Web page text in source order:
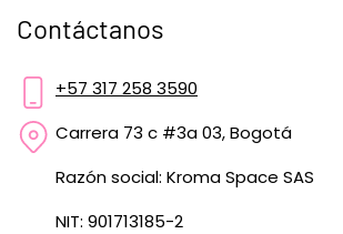
Contáctanos
+57 317 258 3590
Carrera 73 c #3a 03, Bogotá
Razón social: Kroma Space SAS
NIT: 901713185-2